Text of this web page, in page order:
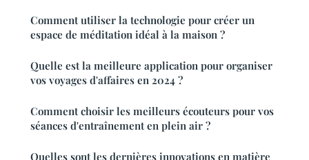
Comment utiliser la technologie pour créer un
espace de méditation idéal à la maison ?
Quelle est la meilleure application pour organiser
vos voyages d'affaires en 2024 ?
Comment choisir les meilleurs écouteurs pour vos
séances d'entraînement en plein air ?
Quelles sont les dernières innovations en matière